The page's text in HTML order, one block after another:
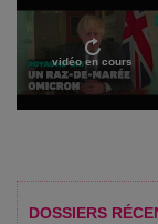
vidéo en cours
DOSSIERS